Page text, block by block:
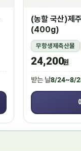
(농할 국산)제
(400g)
무항생제축산물
24,200원
받는 날8/24~8/